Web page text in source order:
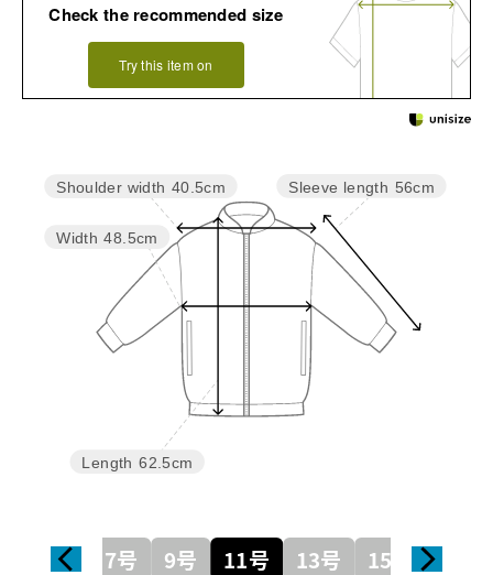
Check the recommended size
Try this item on
Sleeve length 56cm
Length 62.5cm
Width 48.5cm
Shoulder width 40.5cm
7号 9号 11号 13号 15号